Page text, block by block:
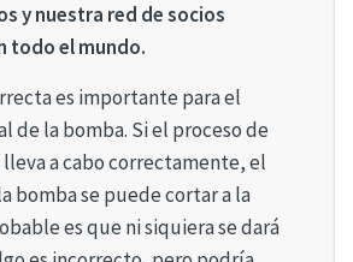
y nuestra red de socios
todo el mundo.
es importante para el
de la bomba. Si el proceso de
lleva a cabo correctamente, el
bomba se puede cortar a la
es que ni siquiera se dará